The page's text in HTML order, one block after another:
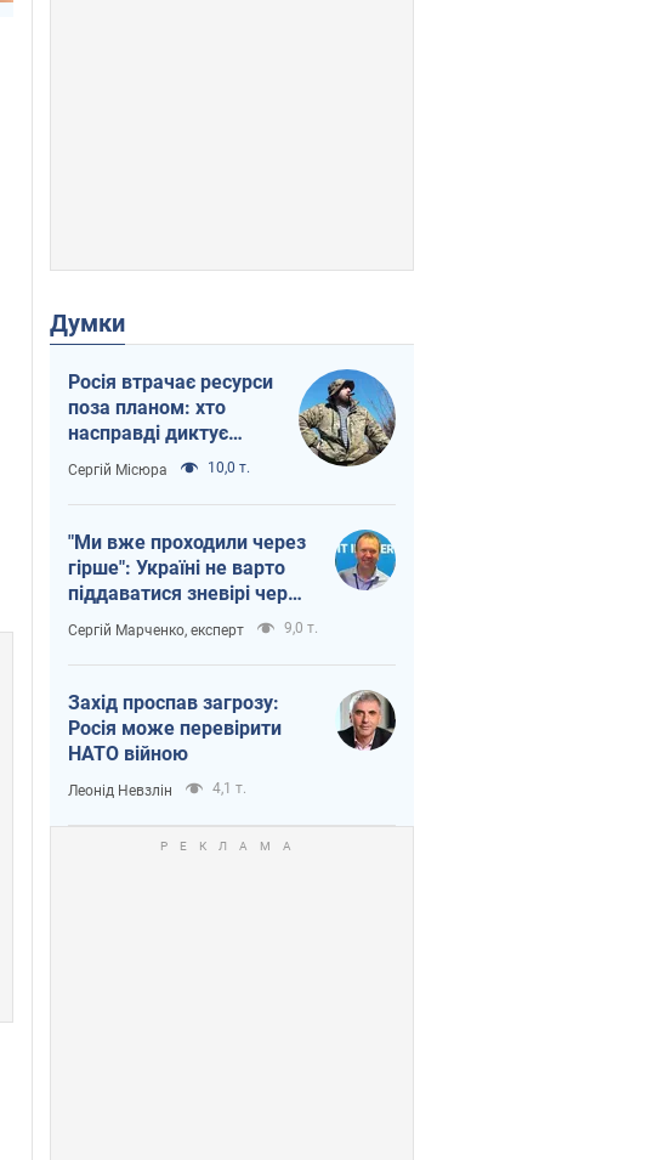
Думки
Росія втрачає ресурси
поза планом: хто
насправді диктує
темп війни
Сергій Місюра 10,0 т.
"Ми вже проходили через
гірше": Україні не варто
піддаватися зневірі через
ракетний терор
Сергій Марченко, експерт 9,0 т.
Захід проспав загрозу:
Росія може перевірити
НАТО війною
Леонід Невзлін 4,1 т.